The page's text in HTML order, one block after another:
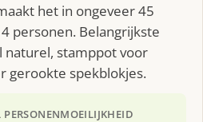
het in ongeveer 45
personen. Belangrijkste
stamppot voor
gerookte spekblokjes.
MOEILIJKHEID